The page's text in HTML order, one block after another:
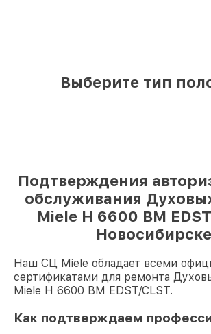
Выберите тип
Подтверждения
обслуживания
Miele H 6600 BM
Новосибирске
Наш СЦ Miele обладает всеми
сертификатами для ремонта
Miele H 6600 BM EDST/CLST.
Как подтверждаем